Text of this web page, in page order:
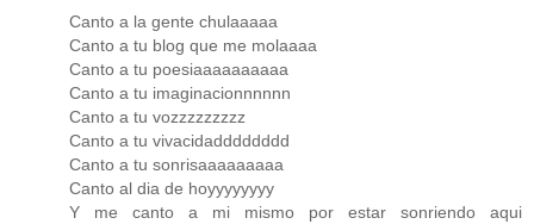
Canto a la gente chulaaaaa
Canto a tu blog que me molaaaa
Canto a tu poesiaaaaaaaaaa
Canto a tu imaginacionnnnnn
Canto a tu vozzzzzzzzz
Canto a tu vivacidadddddddd
Canto a tu sonrisaaaaaaaaa
Canto al dia de hoyyyyyyyy
Y me canto a mi mismo por estar sonriendo aqui